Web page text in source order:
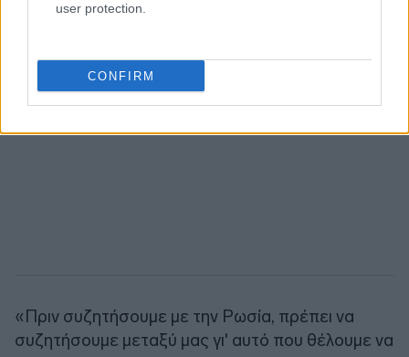
user protection.
CONFIRM
«Πριν συζητήσουμε με την Ρωσία, πρέπει να
συζητήσουμε μεταξύ μας γι' αυτό που θέλουμε να